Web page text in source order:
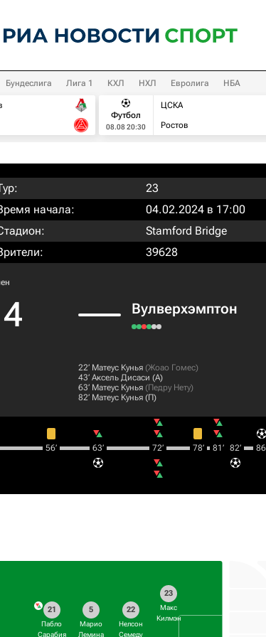
Бундеслига Лига 1 КХЛ НХЛ Евролига НБА
Футбол
08.08 20:30
ЦСКА
Ростов
23
начала:
04.02.2024 в 17:00
Stamford Bridge
39628
4 Вулверхэмптон
22‎’‎ Матеус Кунья (Жоао Гомес)
43‎’‎ Аксель Дисаси (А)
63‎’‎ Матеус Кунья (Педру Нету)
82‎’‎ Матеус Кунья (П)
56‎’‎ 63‎’‎ 72‎’‎ 78‎’‎ 81‎’‎ 82‎’‎
23
Макс
Килмэн
22
Нелсон
Семеду
5
Марио
Лемина
21
Пабло
Сарабия